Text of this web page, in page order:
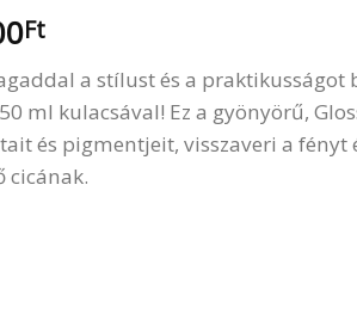
Ft
a stílust és a praktikusságot
ml kulacsával! Ez a gyönyörű,
és pigmentjeit, visszaveri a fényt
cicának.